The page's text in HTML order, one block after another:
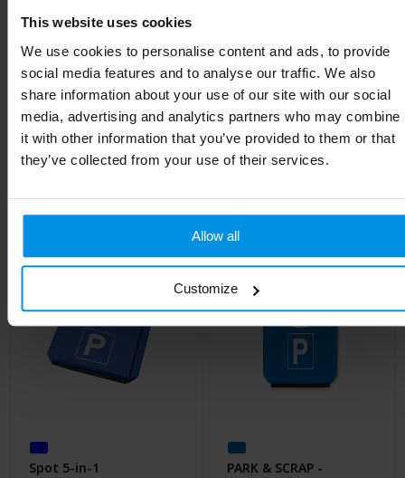
This website uses cookies
We use cookies to personalise content and ads, to provide
social media features and to analyse our traffic. We also
share information about your use of our site with our social
media, advertising and analytics partners who may combine
it with other information that you’ve provided to them or that
they’ve collected from your use of their services.
Allow all
Customize
Lengte 15.5 cm
Gerelateerde producten
Spot 5-in-1
PARK & SCRAP -